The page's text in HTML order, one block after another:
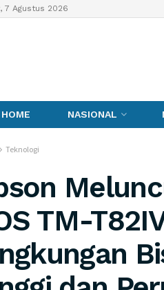
7 Agustus 2026
HOME NASIONAL
Teknologi
TM-